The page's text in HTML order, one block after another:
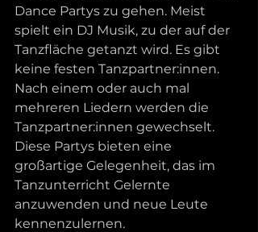
Dance Partys zu gehen. Meist
spielt ein DJ Musik, zu der auf der
Tanzfläche getanzt wird. Es gibt
keine festen Tanzpartner:innen.
Nach einem oder auch mal
mehreren Liedern werden die
Tanzpartner:innen gewechselt.
Diese Partys bieten eine
großartige Gelegenheit, das im
Tanzunterricht Gelernte
anzuwenden und neue Leute
kennenzulernen.